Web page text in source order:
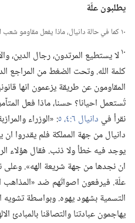
يطلبون علّة
١٠ كما في حالة دانيال،‏ ماذا يفعل مقاومو شعب الله العصريون؟‏
١٠لا يستطيع المرتدون،‏ رجال الدين،‏
كلمة الله.‏ وتحت الضغط من المراجع
المقاومون عن طريقة يزعمون انها
تُستعمل احيانا؟‏ حسنا،‏ ماذا فعل
نقرأ في دانيال ٦:‏٤،‏ ٥
‏:‏ «الوزراء
دانيال من جهة المملكة فلم يقدروا ان
يوجد فيه خطأ ولا ذنب.‏ فقال هؤلاء
ان نجدها من جهة شريعة الهه».‏ وعلى
علّة.‏ فيرفعون اصواتَهم ضد «المذاهب
التسمية بشهود يهوه.‏ وبواسطة تشويه
يهاجمون عبادتنا والتصاقنا بالمبادئ